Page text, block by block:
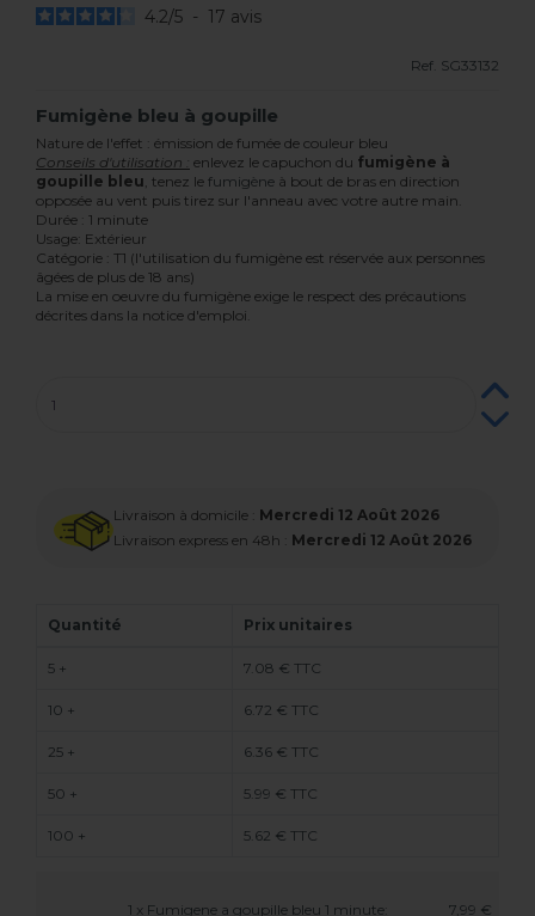
4.2/5 - 17 avis
Ref. SG33132
Fumigène bleu à goupille
Nature de l'effet : émission de fumée de couleur bleu
Conseils d'utilisation :
enlevez le capuchon du fumigène à
goupille bleu, tenez le fumigène à bout de bras en direction
opposée au vent puis tirez sur l'anneau avec votre autre main.
Durée : 1 minute
Usage: Extérieur
Catégorie : T1 (l'utilisation du fumigène est réservée aux personnes
âgées de plus de 18 ans)
La mise en oeuvre du fumigène exige le respect des précautions
décrites dans la notice d'emploi.
Livraison à domicile : Mercredi 12 Août 2026
Livraison express en 48h : Mercredi 12 Août 2026
Quantité Prix unitaires
5 + 7.08 € TTC
10 + 6.72 € TTC
25 + 6.36 € TTC
50 + 5.99 € TTC
100 + 5.62 € TTC
1 x Fumigene a goupille bleu 1 minute:
7,99 €